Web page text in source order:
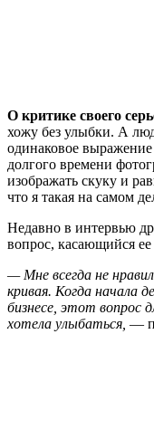
О критике своего
хожу без улыбки. А
одинаковое
долгого времени
изображать скуку и
что я такая на самом
Недавно в интервью
вопрос, касающийся ее
— Мне всегда не
кривая. Когда начала
бизнесе, этот вопрос
хотела улыбаться, —